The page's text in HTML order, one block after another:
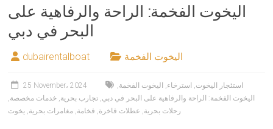
اليخوت الفخمة: الراحة والرفاهية على
البحر في دبي
dubairentalboat اليخوت الفخمة
25 November، 2024 استئجار اليخوت, استرخاء, اليخوت الفخمة,
اليخوت الفخمة: الراحة والرفاهية على البحر في دبي, تجارب بحرية, خدمات مخصصة,
رحلات بحرية, عطلات فاخرة, فخامة, مغامرات بحرية, يخوت